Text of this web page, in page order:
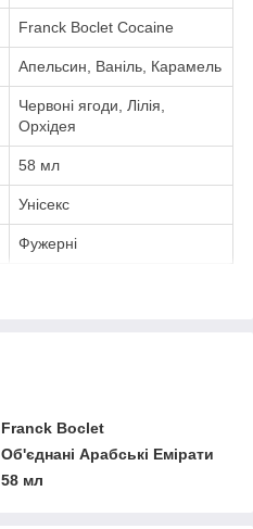
Franck Boclet Cocaine
Апельсин, Ваніль, Карамель
Червоні ягоди, Лілія,
Орхідея
58 мл
Унісекс
Фужерні
Franck Boclet
Об'єднані Арабські Емірати
58 мл